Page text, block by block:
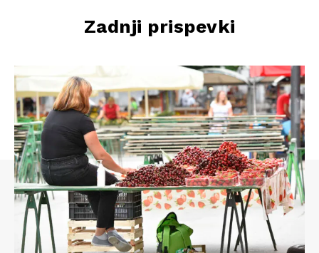
Zadnji prispevki